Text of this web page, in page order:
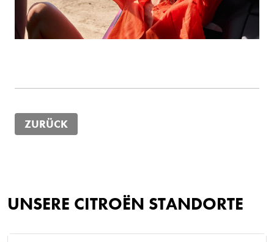
ZURÜCK
UNSERE CITROËN STANDORTE